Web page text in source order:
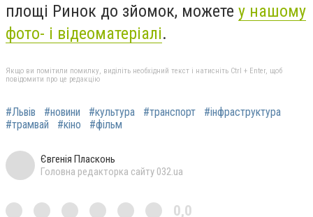
площі Ринок до зйомок, можете у нашому
фото- і відеоматеріалі.
Якщо ви помітили помилку, виділіть необхідний текст і натисніть Ctrl + Enter, щоб
повідомити про це редакцію
#Львів #новини #культура #транспорт
#інфраструктура
#трамвай
#кіно #фільм
Євгенія Пласконь
Головна редакторка сайту 032.ua
0,0